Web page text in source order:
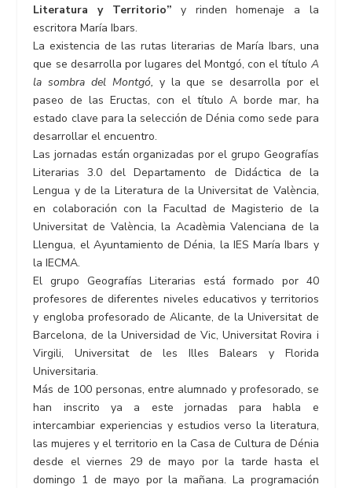
Literatura y Territorio” y rinden homenaje a la
escritora María Ibars.
La existencia de las rutas literarias de María Ibars, una
que se desarrolla por lugares del Montgó, con el título A
la sombra del Montgó, y la que se desarrolla por el
paseo de las Eructas, con el título A borde mar, ha
estado clave para la selección de Dénia como sede para
desarrollar el encuentro.
Las jornadas están organizadas por el grupo Geografías
Literarias 3.0 del Departamento de Didáctica de la
Lengua y de la Literatura de la Universitat de València,
en colaboración con la Facultad de Magisterio de la
Universitat de València, la Acadèmia Valenciana de la
Llengua, el Ayuntamiento de Dénia, la IES María Ibars y
la IECMA.
El grupo Geografías Literarias está formado por 40
profesores de diferentes niveles educativos y territorios
y engloba profesorado de Alicante, de la Universitat de
Barcelona, de la Universidad de Vic, Universitat Rovira i
Virgili, Universitat de les Illes Balears y Florida
Universitaria.
Más de 100 personas, entre alumnado y profesorado, se
han inscrito ya a este jornadas para habla e
intercambiar experiencias y estudios verso la literatura,
las mujeres y el territorio en la Casa de Cultura de Dénia
desde el viernes 29 de mayo por la tarde hasta el
domingo 1 de mayo por la mañana. La programación